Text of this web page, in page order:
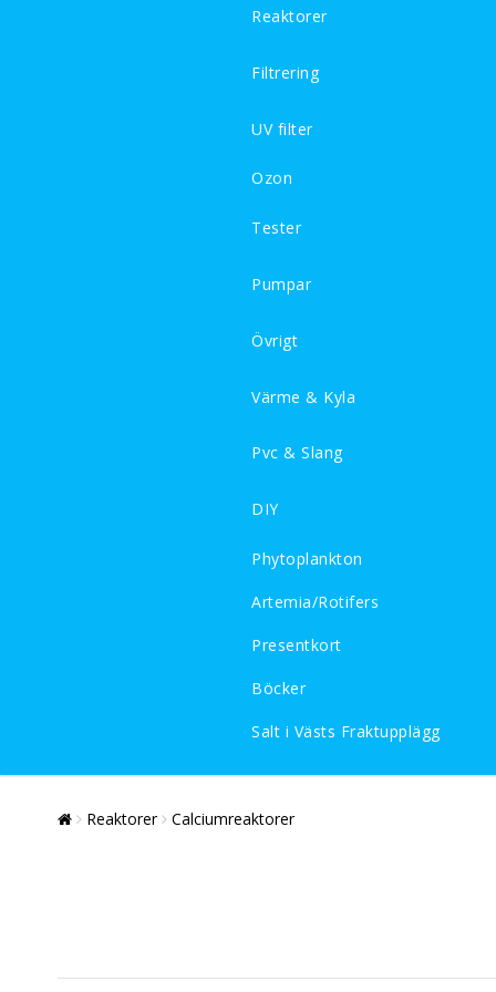
Reaktorer
Filtrering
UV filter
Ozon
Tester
Pumpar
Övrigt
Värme & Kyla
Pvc & Slang
DIY
Phytoplankton
Artemia/Rotifers
Presentkort
Böcker
Salt i Västs Fraktupplägg
Reaktorer Calciumreaktorer